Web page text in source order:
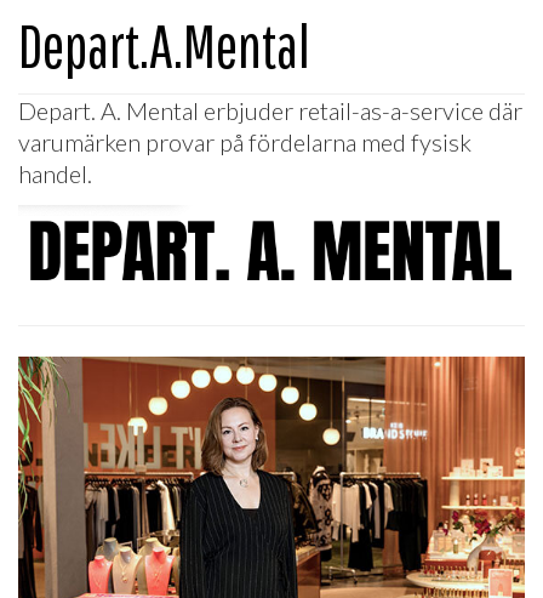
Depart.A.Mental
Depart. A. Mental erbjuder retail-as-a-service där
varumärken provar på fördelarna med fysisk
handel.